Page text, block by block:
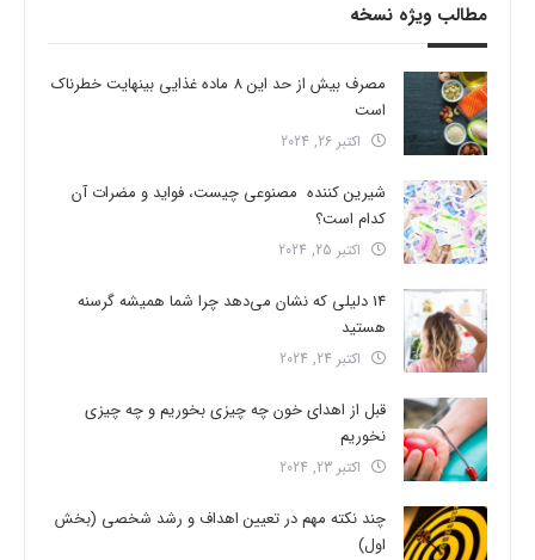
مطالب ویژه نسخه
مصرف بیش از حد این 8 ماده غذایی بینهایت خطرناک
است
اکتبر 26, 2024
شیرین کننده مصنوعی چیست، فواید و مضرات آن
کدام است؟
اکتبر 25, 2024
14 دلیلی که نشان می‌دهد چرا شما همیشه گرسنه
هستید
اکتبر 24, 2024
قبل از اهدای خون چه چیزی بخوریم و چه چیزی
نخوریم
اکتبر 23, 2024
چند نکته مهم در تعیین اهداف و رشد شخصی (بخش
اول)